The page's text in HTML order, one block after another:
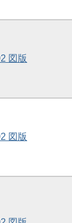
図版
図版